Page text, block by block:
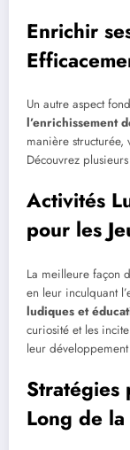
Enrichir
Un autre aspect
l’enrichissement
manière structurée,
Découvrez
Activités
pour les
La meilleure façon
en leur inculquant
ludiques et
curiosité et les
leur
Stratégies
Long de